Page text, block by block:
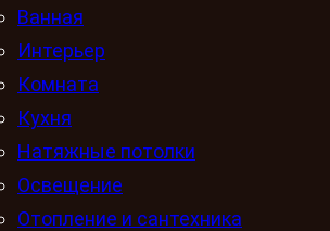
Ванная
Интерьер
Комната
Кухня
Натяжные потолки
Освещение
Отопление и сантехника